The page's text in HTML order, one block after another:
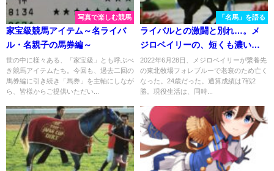
写真で楽しむ競馬
家宝級競馬アイテム～名ライバ
ル・名親子の馬券編～
世の中に様々ある、「家宝級」とも呼ぶべ
き競馬アイテムたち。今回も、過去二回の
馬券編に引き続き「馬券」を主軸にしなが
ら、皆様からご提供いただい...
「名馬」を語る
ライバルとの激闘と別れ…。メ
ジロベイリーの、短くも濃い現
役生活を振り返る。
2022年6月28日、メジロベイリーが繋養先
の東北牧場フォレブルーで老衰のため亡く
なった。24歳だった。通算成績は7戦2
勝。現役生活は、同時...